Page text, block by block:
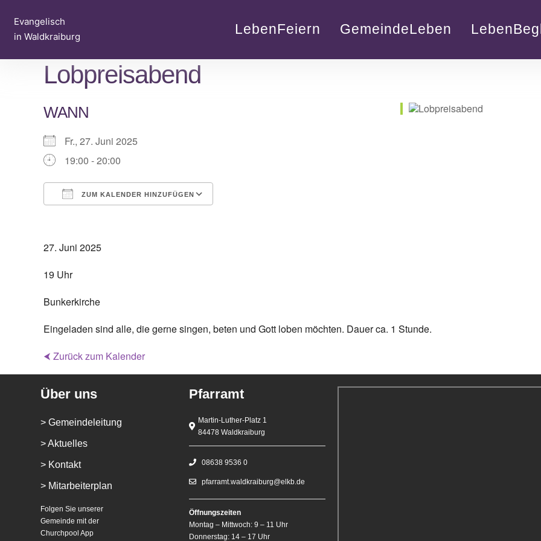
Inhalt
springen
Evangelisch
in Waldkraiburg
LebenFeiern GemeindeLeben
Lobpreisabend
WANN
Fr., 27. Juni 2025
19:00 - 20:00
ZUM KALENDER HINZUFÜGEN
27. Juni 2025
19 Uhr
Bunkerkirche
Eingeladen sind alle, die gerne singen, beten und Gott loben möchten. Dauer ca. 1 Stunde.
⮜ Zurück zum Kalender
Über uns
> Gemeindeleitung
> Aktuelles
> Kontakt
> Mitarbeiterplan
Folgen Sie unserer
Gemeinde mit der
Churchpool App
Pfarramt
Martin-Luther-Platz 1
84478 Waldkraiburg
08638 9536 0
pfarramt.waldkraiburg@elkb.de
Öffnungszeiten
Montag – Mittwoch: 9 – 11 Uhr
Donnerstag: 14 – 17 Uhr